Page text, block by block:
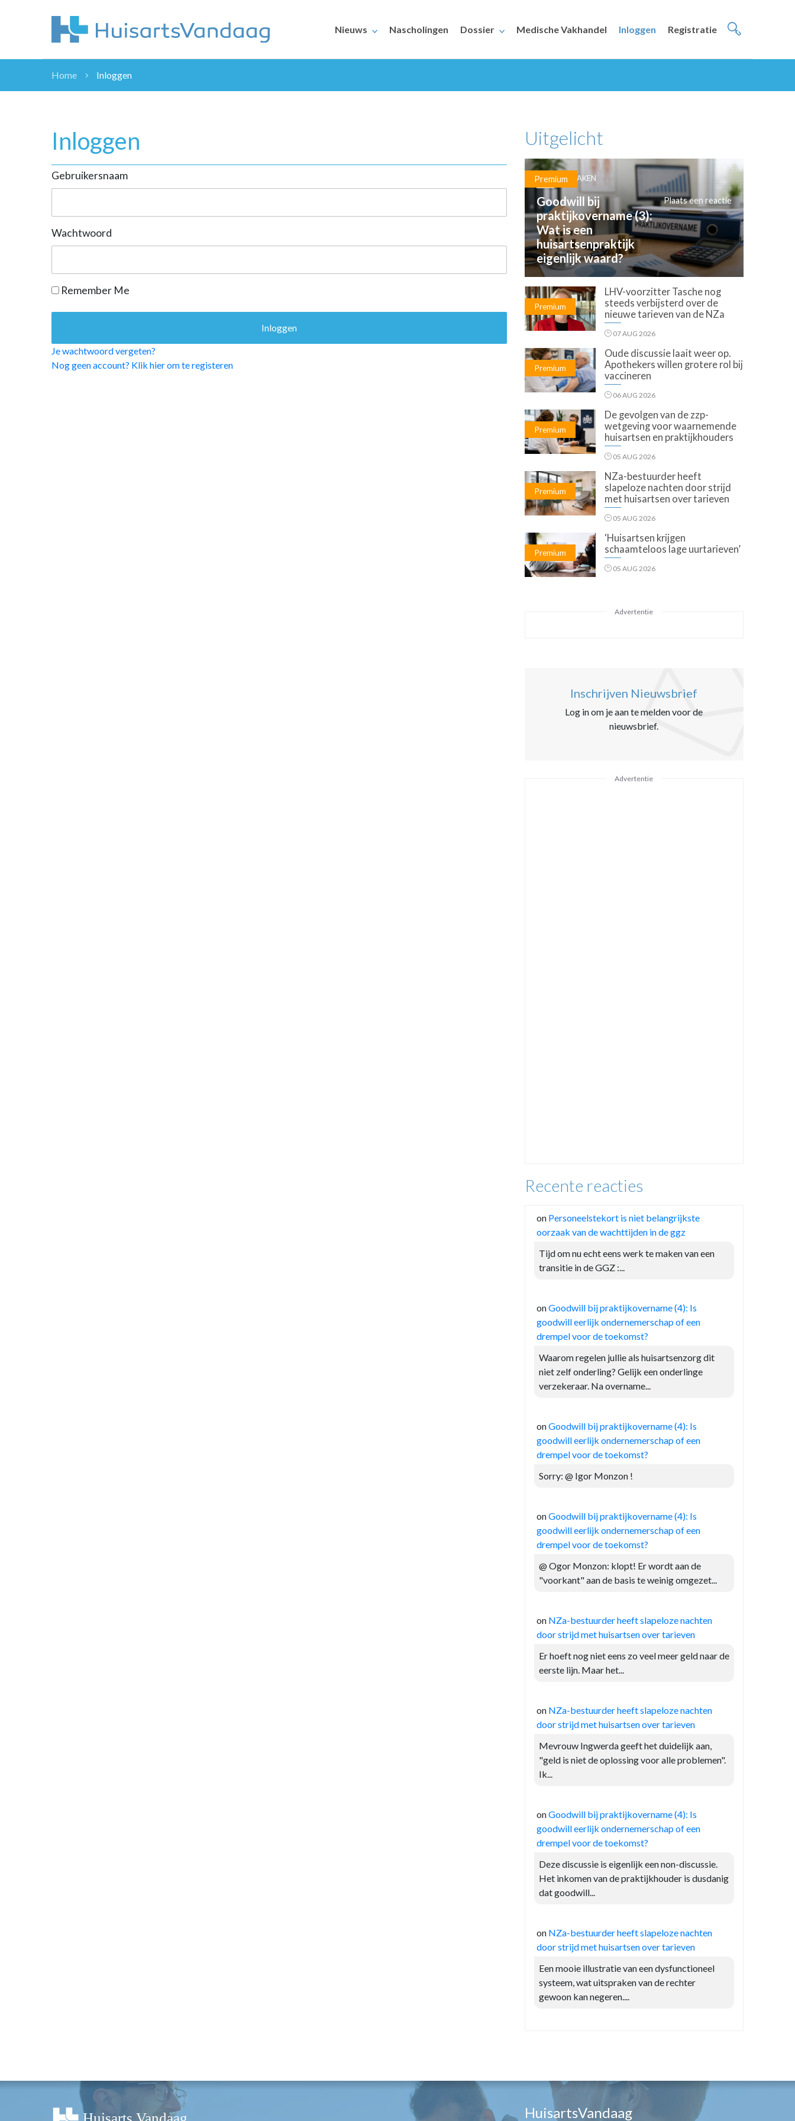
Nieuws Nascholingen Dossier Medische Vakhandel Inloggen Registratie
ZORGVERZEKERAARS
DOSSIER
NHG
PRAKTIJKZAKEN
VPHUISARTSEN
MEDISCHE VAKHANDEL
Home Inloggen
Inloggen
Gebruikersnaam
Wachtwoord
Remember Me
Je wachtwoord vergeten?
Nog geen account? Klik hier om te registeren
Uitgelicht
Premium
PRAKTIJKZAKEN
Goodwill bij
praktijkovername (3):
Wat is een
huisartsenpraktijk
eigenlijk waard?
Plaats een reactie
Premium
LHV-voorzitter Tasche nog
steeds verbijsterd over de
nieuwe tarieven van de NZa
07 AUG 2026
Premium
Oude discussie laait weer op.
Apothekers willen grotere rol bij
vaccineren
06 AUG 2026
Premium
De gevolgen van de zzp-
wetgeving voor waarnemende
huisartsen en praktijkhouders
05 AUG 2026
Premium
NZa-bestuurder heeft
slapeloze nachten door strijd
met huisartsen over tarieven
05 AUG 2026
Premium
‘Huisartsen krijgen
schaamteloos lage uurtarieven’
05 AUG 2026
Advertentie
Inschrijven Nieuwsbrief
Log in om je aan te melden voor de
nieuwsbrief.
Advertentie
Recente reacties
on Personeelstekort is niet belangrijkste
oorzaak van de wachttijden in de ggz
Tijd om nu echt eens werk te maken van een
transitie in de GGZ :...
onGoodwill bij praktijkovername (4): Is
goodwill eerlijk ondernemerschap of een
drempel voor de toekomst?
Waarom regelen jullie als huisartsenzorg dit
niet zelf onderling? Gelijk een onderlinge
verzekeraar. Na overname...
onGoodwill bij praktijkovername (4): Is
goodwill eerlijk ondernemerschap of een
drempel voor de toekomst?
Sorry: @ Igor Monzon !
onGoodwill bij praktijkovername (4): Is
goodwill eerlijk ondernemerschap of een
drempel voor de toekomst?
@ Ogor Monzon: klopt! Er wordt aan de
"voorkant" aan de basis te weinig omgezet...
on NZa-bestuurder heeft slapeloze nachten
door strijd met huisartsen over tarieven
Er hoeft nog niet eens zo veel meer geld naar de
eerste lijn. Maar het...
on NZa-bestuurder heeft slapeloze nachten
door strijd met huisartsen over tarieven
Mevrouw Ingwerda geeft het duidelijk aan,
"geld is niet de oplossing voor alle problemen".
Ik...
onGoodwill bij praktijkovername (4): Is
goodwill eerlijk ondernemerschap of een
drempel voor de toekomst?
Deze discussie is eigenlijk een non-discussie.
Het inkomen van de praktijkhouder is dusdanig
dat goodwill...
on NZa-bestuurder heeft slapeloze nachten
door strijd met huisartsen over tarieven
Een mooie illustratie van een dysfunctioneel
systeem, wat uitspraken van de rechter
gewoon kan negeren....
HuisartsVandaag